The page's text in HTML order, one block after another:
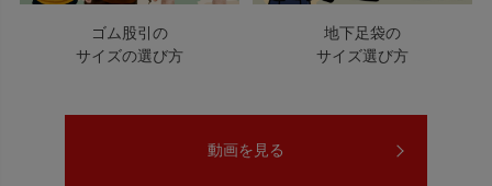
ゴム股引の
サイズの選び方
地下足袋の
サイズ選び方
動画を見る